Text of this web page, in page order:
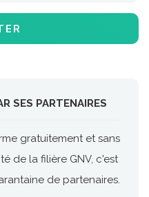
SES PARTENAIRES
gratuitement et sans
de la filière GNV, c'est
de partenaires.